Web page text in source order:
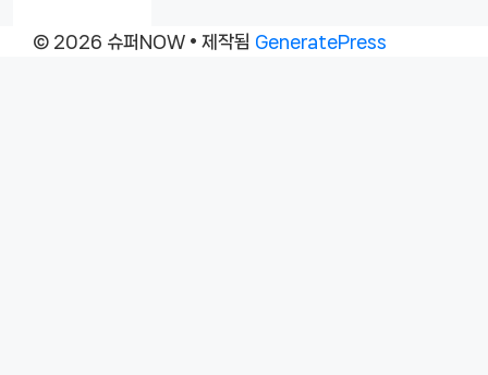
© 2026 슈퍼NOW • 제작됨 GeneratePress